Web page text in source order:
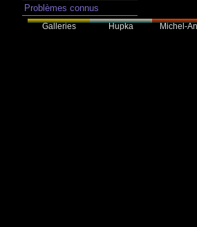
Problèmes connus
Galleries Hupka Michel-